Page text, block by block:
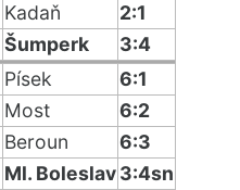
Kadaň
2:1
Šumperk
3:4
Písek
6:1
Most
6:2
Beroun
6:3
Ml. Boleslav3:4sn